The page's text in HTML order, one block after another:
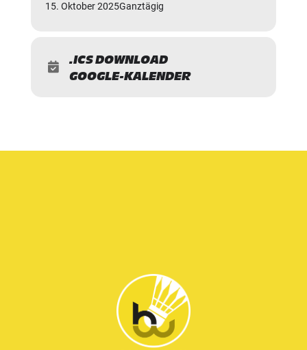
15. Oktober 2025Ganztägig
.ICS DOWNLOAD
GOOGLE-KALENDER